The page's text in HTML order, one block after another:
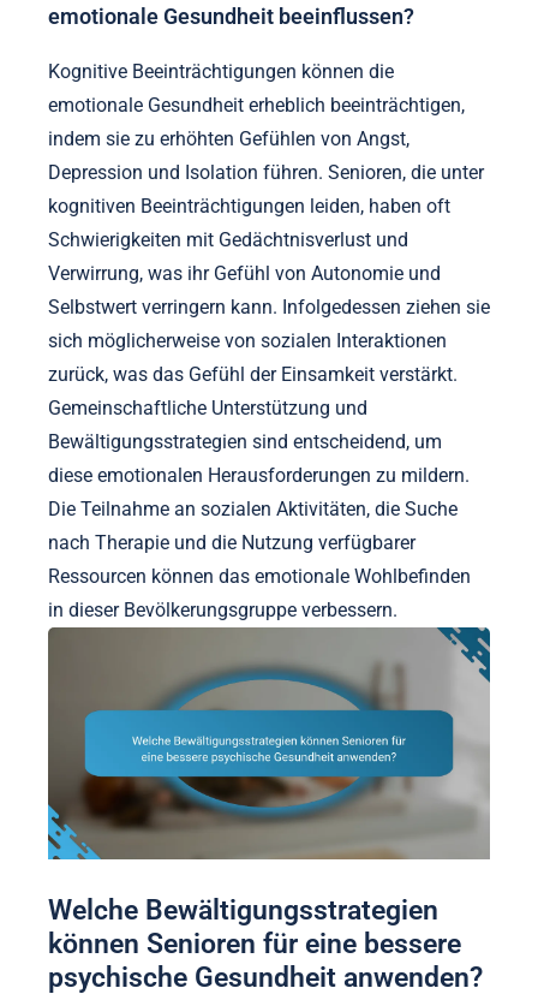
emotionale Gesundheit beeinflussen?
Kognitive Beeinträchtigungen können die
emotionale Gesundheit erheblich beeinträchtigen,
indem sie zu erhöhten Gefühlen von Angst,
Depression und Isolation führen. Senioren, die unter
kognitiven Beeinträchtigungen leiden, haben oft
Schwierigkeiten mit Gedächtnisverlust und
Verwirrung, was ihr Gefühl von Autonomie und
Selbstwert verringern kann. Infolgedessen ziehen sie
sich möglicherweise von sozialen Interaktionen
zurück, was das Gefühl der Einsamkeit verstärkt.
Gemeinschaftliche Unterstützung und
Bewältigungsstrategien sind entscheidend, um
diese emotionalen Herausforderungen zu mildern.
Die Teilnahme an sozialen Aktivitäten, die Suche
nach Therapie und die Nutzung verfügbarer
Ressourcen können das emotionale Wohlbefinden
in dieser Bevölkerungsgruppe verbessern.
Welche Bewältigungsstrategien
können Senioren für eine bessere
psychische Gesundheit anwenden?